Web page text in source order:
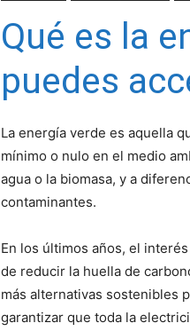
Qué es la
puedes
La energía verde es aquella
mínimo o nulo en el medio
agua o la biomasa, y a
contaminantes.
En los últimos años, el
de reducir la huella de
más alternativas sostenibles
garantizar que toda la